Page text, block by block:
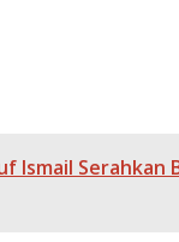
Ismail Serahkan